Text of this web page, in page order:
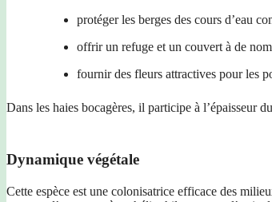
protéger les berges des cours d’eau
offrir un refuge et un couvert à de
fournir des fleurs attractives pour les
Dans les haies bocagères, il participe à l’épaisseur
Dynamique végétale
Cette espèce est une colonisatrice efficace des